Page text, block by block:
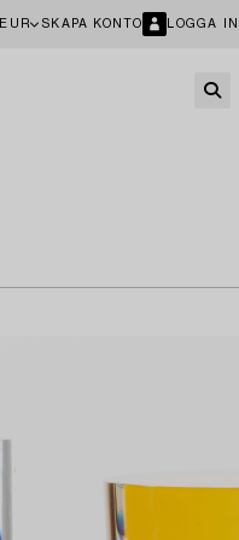
EUR SKAPA KONTO LOGGA IN